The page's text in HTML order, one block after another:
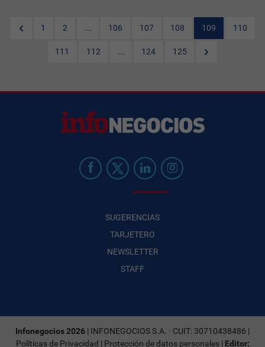
1 2 ... 106 107 108 109 110
111 112 ... 124 125
SUGERENCIAS
TARJETERO
NEWSLETTER
STAFF
Infonegocios 2026 | INFONEGOCIOS S.A. · CUIT: 30710438486 |
Políticas de Privacidad | Protección de datos personales| Editor: